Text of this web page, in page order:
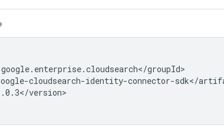
groupId>
cloudsearch-identity-connector-sdk</
version>